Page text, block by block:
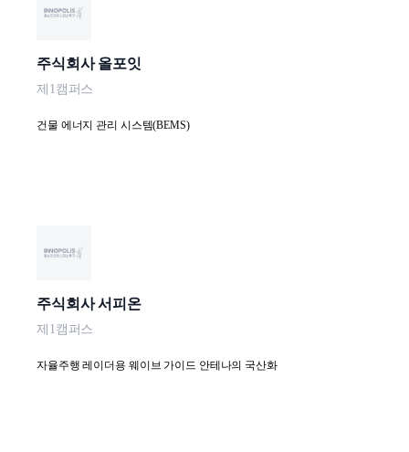
주식회사 올포잇
제1캠퍼스
건물 에너지 관리 시스템(BEMS)
주식회사 서피온
제1캠퍼스
자율주행 레이더용 웨이브 가이드 안테나의 국산화